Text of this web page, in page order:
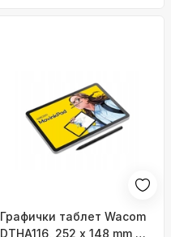
Графички таблет Wacom
DTHA116, 252 x 148 mm,